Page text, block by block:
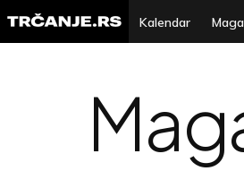
Kalendar